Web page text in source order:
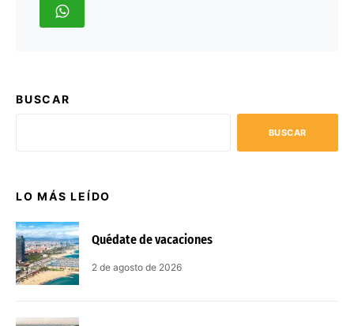
BUSCAR
BUSCAR
LO MÁS LEÍDO
Quédate de vacaciones
2 de agosto de 2026